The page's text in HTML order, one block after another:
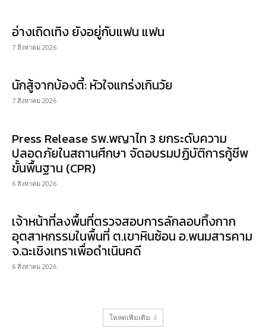
อ่างเถิดเทิง ยังอยู่กับแฟน แฟน
7 สิงหาคม 2026
นักสู้จากบ้องตี้: หัวใจแกร่งเกินวัย
7 สิงหาคม 2026
Press Release รพ.พญาไท 3 ยกระดับความ
ปลอดภัยในสถานศึกษา จัดอบรมปฏิบัติการกู้ชีพ
ขั้นพื้นฐาน (CPR)
6 สิงหาคม 2026
เจ้าหน้าที่ลงพื้นที่ตรวจสอบการลักลอบทิ้งกาก
อุตสาหกรรมในพื้นที่ ต.เขาหินซ้อน อ.พนมสารคาม
จ.ฉะเชิงเทราเพื่อดำเนินคดี
6 สิงหาคม 2026
โหลดเพิ่มเติม